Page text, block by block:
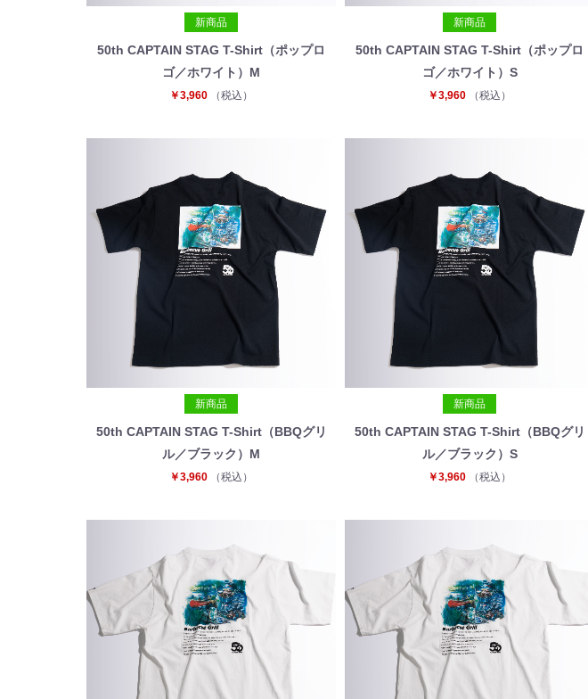
新商品
50th CAPTAIN STAG T-Shirt（ポップロ
ゴ／ホワイト）M
￥3,960 （税込）
新商品
50th CAPTAIN STAG T-Shirt（ポップロ
ゴ／ホワイト）S
￥3,960 （税込）
新商品
50th CAPTAIN STAG T-Shirt（BBQグリ
ル／ブラック）M
￥3,960 （税込）
新商品
50th CAPTAIN STAG T-Shirt（BBQグリ
ル／ブラック）S
￥3,960 （税込）
お買い物を続ける